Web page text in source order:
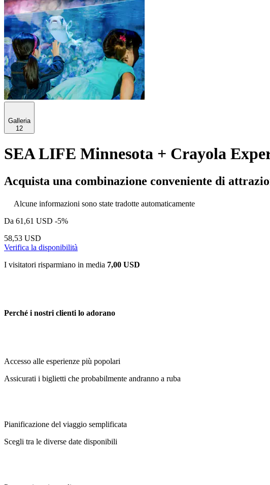
Galleria
12
SEA LIFE Minnesota + Crayola
Acquista una combinazione conveniente di
Alcune informazioni sono state tradotte automaticamente
Da 61,61 USD -5%
58,53 USD
Verifica la disponibilità
I visitatori risparmiano in media 7,00 USD
Perché i nostri clienti lo adorano
Accesso alle esperienze più popolari
Assicurati i biglietti che probabilmente andranno a ruba
Pianificazione del viaggio semplificata
Scegli tra le diverse date disponibili